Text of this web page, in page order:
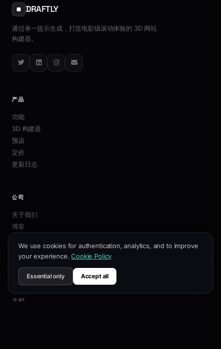
DRAFTLY
通过单一提示生成，打造电影级滚动体验的 3D 网站
构建器。
TwitterLinkedInInstagram
Email
产品
功能
3D 构建器
预设
定价
更新日志
公司
关于我们
博客
联系我们
资源
文档
We use cookies for authentication, analytics, and to improve
your experience. Cookie Policy
Essential only Accept all